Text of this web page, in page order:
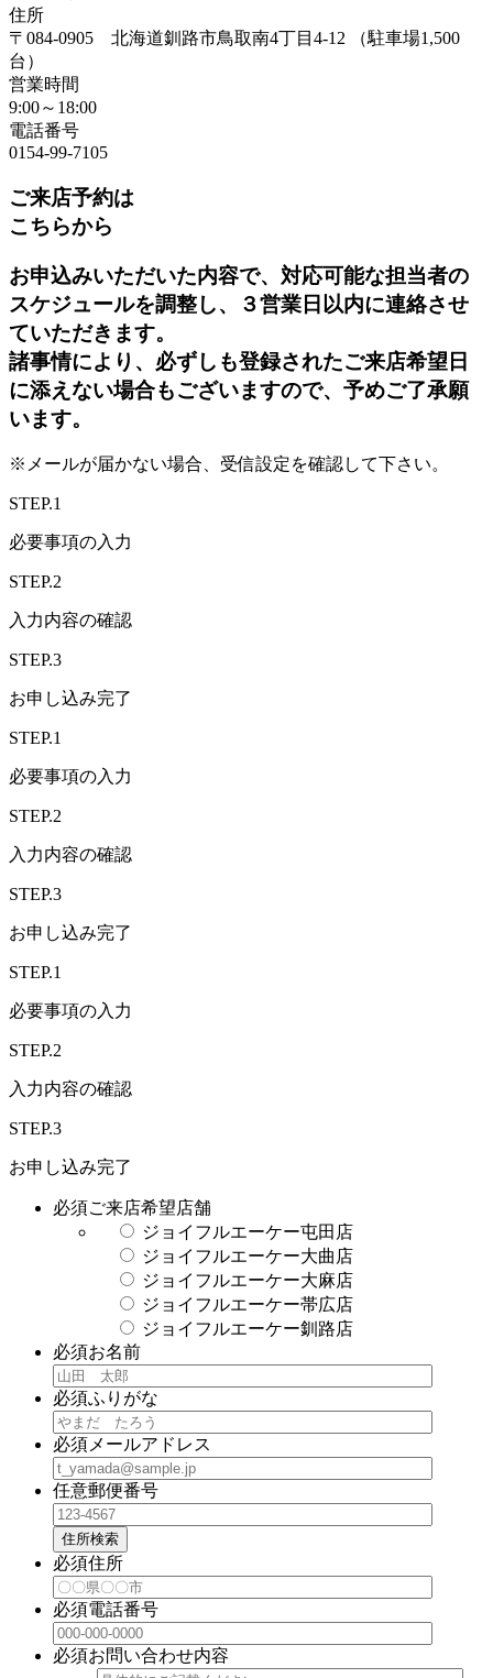
住所
〒084-0905 北海道釧路市鳥取南4丁目4-12
（駐車場1,500
台）
営業時間
9:00～18:00
電話番号
0154-99-7105
ご来店予約は
こちらから
お申込みいただいた内容で、対応可能な担当者の
スケジュールを調整し、３営業日以内に連絡させ
ていただきます。
諸事情により、必ずしも登録されたご来店希望日
に添えない場合もございますので、予めご了承願
います。
※メールが届かない場合、受信設定を確認して下さい。
STEP.1
必要事項の入力
STEP.2
入力内容の確認
STEP.3
お申し込み完了
STEP.1
必要事項の入力
STEP.2
入力内容の確認
STEP.3
お申し込み完了
STEP.1
必要事項の入力
STEP.2
入力内容の確認
STEP.3
お申し込み完了
必須ご来店希望店舗
ジョイフルエーケー屯田店
ジョイフルエーケー大曲店
ジョイフルエーケー大麻店
ジョイフルエーケー帯広店
ジョイフルエーケー釧路店
必須お名前
必須ふりがな
必須メールアドレス
任意郵便番号
住所検索
必須住所
必須電話番号
必須お問い合わせ内容